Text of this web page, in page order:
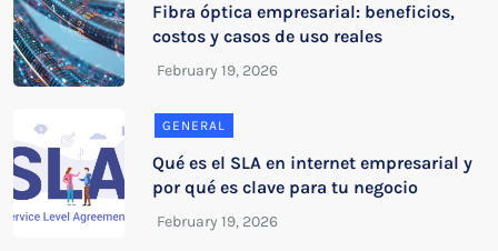
Fibra óptica empresarial: beneficios,
costos y casos de uso reales
GENERAL
Qué es el SLA en internet empresarial y
por qué es clave para tu negocio